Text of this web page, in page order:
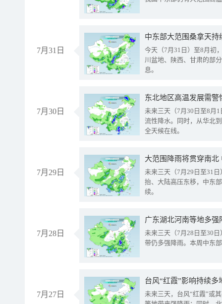
7月31日
中东部大范围桑拿天
今天（7月31日）至8月初
川盆地、陕西、甘肃的部
息。
7月30日
东北地区高温发展需
未来三天（7月30日至8月
流性降水。同时，从华北
全天候在线。
7月29日
大范围降雨将贯穿南
未来三天（7月29日至31
抬、大陆高压东移，中东
续。
7月28日
广东湖北河南等地多
未来三天（7月28日至30
带仍多强降雨。本周中东
7月27日
台风“红霞”影响持续
未来三天，台风“红霞”或